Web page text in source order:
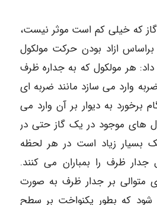
که خیلی کم است موثر نیست،
ازاد بودن حرکت مولکول
هر مولکول که به جداره ظرف
وارد می سازد مانند ضربه ای
برخورد به دیوار بر آن وارد می
هاى موجود در یک گاز حتی در
زیاد است در هر لحظه
جدار ظرف را بمباران می کنند.
متوالی بر جدار ظرف به صورت
شود که بطور یکنواخت بر سطح